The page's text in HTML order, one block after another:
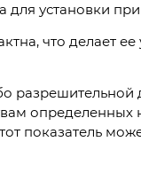
установки
что делает
определенных
показатель